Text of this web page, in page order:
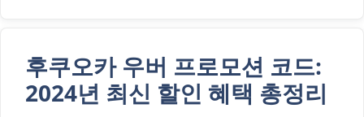
후쿠오카 우버 프로모션 코드:
2024년 최신 할인 혜택 총정리